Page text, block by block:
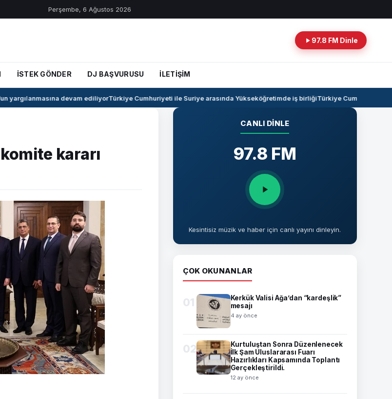
Perşembe, 6 Ağustos 2026
97.8 FM Dinle
İSTEK GÖNDER DJ BAŞVURUSU İLETİŞİM
yargılanmasına devam ediliyorTürkiye Cumhuriyeti ile Suriye arasında Yükseköğretimde iş birliğiTürkiye Cumhuriyeti -
kararı
CANLI DINLE
97.8 FM
Kesintisiz müzik ve haber için canlı yayını dinleyin.
ÇOK OKUNANLAR
01
Kerkük Valisi Ağa’dan “kardeşlik”
mesajı
4 ay önce
02
Kurtuluştan Sonra Düzenlenecek
İlk Şam Uluslararası Fuarı
Hazırlıkları Kapsamında Toplantı
Gerçekleştirildi.
12 ay önce